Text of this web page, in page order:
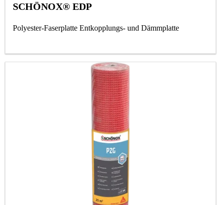
SCHÖNOX® EDP
Polyester-Faserplatte Entkopplungs- und Dämmplatte